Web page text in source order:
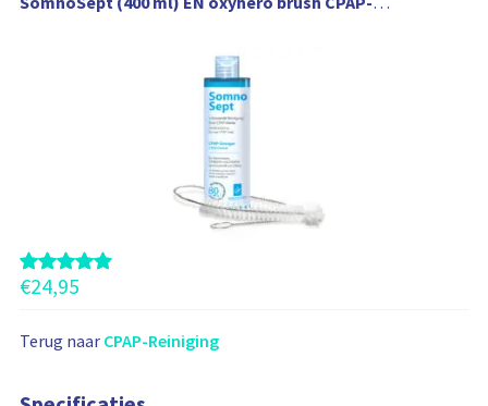
k
d
z
e
€24,95
Terug naar CPAP-Reiniging